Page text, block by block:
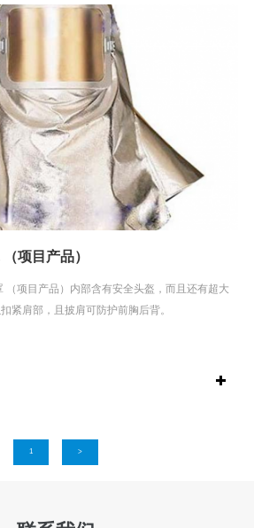
项目产品）
（项目产品）内部含有安全头盔，而且还有超大
紧肩部，且披肩可防护前胸后背。
1 >